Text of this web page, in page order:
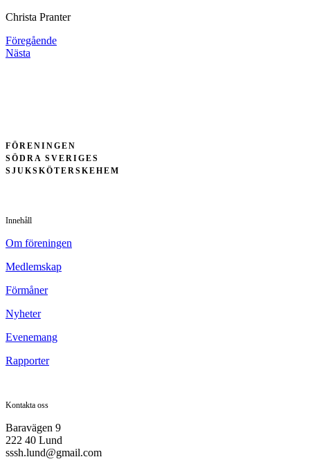
Christa Pranter
Föregående
Nästa
FÖRENINGEN
SÖDRA SVERIGES
SJUKSKÖTERSKEHEM
Innehåll
Om föreningen
Medlemskap
Förmåner
Nyheter
Evenemang
Rapporter
Kontakta oss
Baravägen 9
222 40 Lund
sssh.lund@gmail.com